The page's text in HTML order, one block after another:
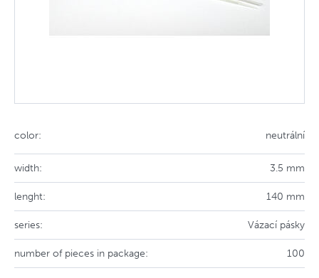
color: neutrální
width: 3.5 mm
lenght: 140 mm
series: Vázací pásky
number of pieces in package: 100